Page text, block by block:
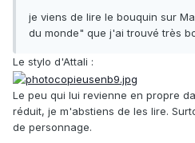
je viens de lire le bouquin sur
du monde" que j'ai trouvé très
Le stylo d'Attali :
Le peu qui lui revienne en propre
réduit, je m'abstiens de les lire.
de personnage.